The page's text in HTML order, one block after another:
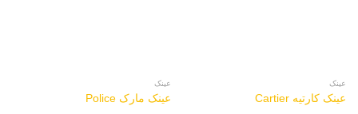
عینک
عینک کارتیه Cartier
عینک
عینک مارک Police